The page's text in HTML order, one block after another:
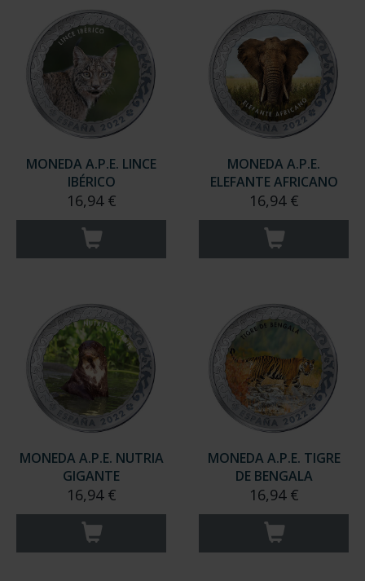
MONEDA A.P.E. LINCE
IBÉRICO
16,94 €
MONEDA A.P.E.
ELEFANTE AFRICANO
16,94 €
MONEDA A.P.E. NUTRIA
GIGANTE
16,94 €
MONEDA A.P.E. TIGRE
DE BENGALA
16,94 €